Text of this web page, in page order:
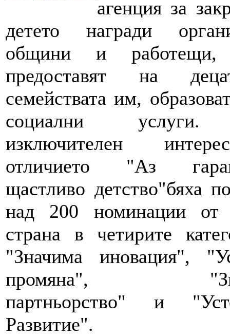
агенция за
детето награди
общини и работещи,
предоставят на
семействата им,
социални
изключителен
отличието "Аз
щастливо детство"бяха
над 200 номинации от
страна в четирите
"Значима иновация",
промяна",
партньорство" и
Развитие".